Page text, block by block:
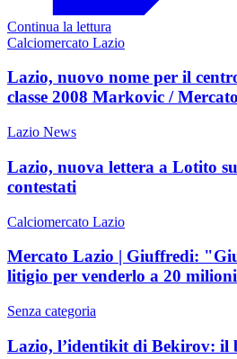
Continua la lettura
Calciomercato Lazio
Lazio, nuovo nome per il
classe 2008 Markovic / Mercato
Lazio News
Lazio, nuova lettera a Lotito
contestati
Calciomercato Lazio
Mercato Lazio | Giuffredi:
litigio per venderlo a 20
Senza categoria
Lazio, l’identikit di Bekirov: il